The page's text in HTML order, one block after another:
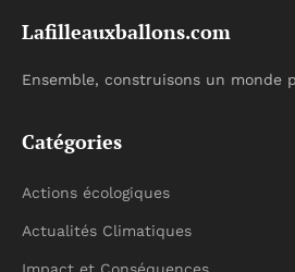
Lafilleauxballons.com
Ensemble, construisons un monde
Catégories
Actions écologiques
Actualités Climatiques